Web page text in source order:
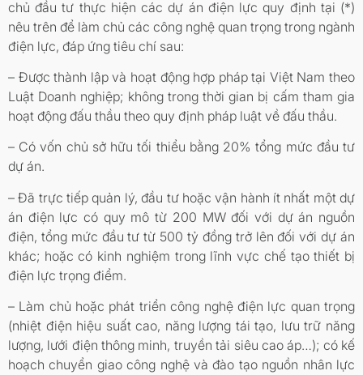
chủ đầu tư thực hiện các dự án điện lực quy định tại (*)
nêu trên để làm chủ các công nghệ quan trọng trong ngành
điện lực, đáp ứng tiêu chí sau:
– Được thành lập và hoạt động hợp pháp tại Việt Nam theo
Luật Doanh nghiệp; không trong thời gian bị cấm tham gia
hoạt động đấu thầu theo quy định pháp luật về đấu thầu.
– Có vốn chủ sở hữu tối thiểu bằng 20% tổng mức đầu tư
dự án.
– Đã trực tiếp quản lý, đầu tư hoặc vận hành ít nhất một dự
án điện lực có quy mô từ 200 MW đối với dự án nguồn
điện, tổng mức đầu tư từ 500 tỷ đồng trở lên đối với dự án
khác; hoặc có kinh nghiệm trong lĩnh vực chế tạo thiết bị
điện lực trọng điểm.
– Làm chủ hoặc phát triển công nghệ điện lực quan trọng
(nhiệt điện hiệu suất cao, năng lượng tái tạo, lưu trữ năng
lượng, lưới điện thông minh, truyền tải siêu cao áp…); có kế
hoạch chuyển giao công nghệ và đào tạo nguồn nhân lực